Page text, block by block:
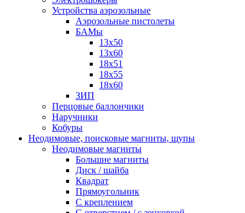
Устройства аэрозольные
Аэрозольные пистолеты
БАМы
13х50
13х60
18х51
18х55
18х60
ЗИП
Перцовые баллончики
Наручники
Кобуры
Неодимовые, поисковые магниты, щупы
Неодимовые магниты
Большие магниты
Диск / шайба
Квадрат
Прямоугольник
С креплением